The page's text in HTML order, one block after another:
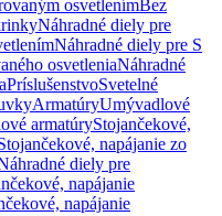
osvetlenímBez
Náhradné diely pre
Náhradné diely pre S
osvetleniaNáhradné
PríslušenstvoSvetelné
ArmatúryUmývadlové
armatúryStojančekové,
napájanie zo
diely pre
napájanie
napájanie